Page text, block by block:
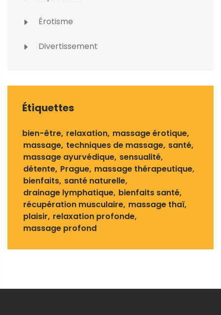
Érotisme
Divertissement
Étiquettes
bien-être relaxation massage érotique
massage techniques de massage santé
massage ayurvédique sensualité
détente Prague massage thérapeutique
bienfaits santé naturelle
drainage lymphatique bienfaits santé
récupération musculaire massage thaï
plaisir relaxation profonde
massage profond